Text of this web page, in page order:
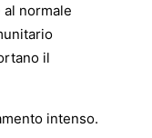
normale
il
intenso.